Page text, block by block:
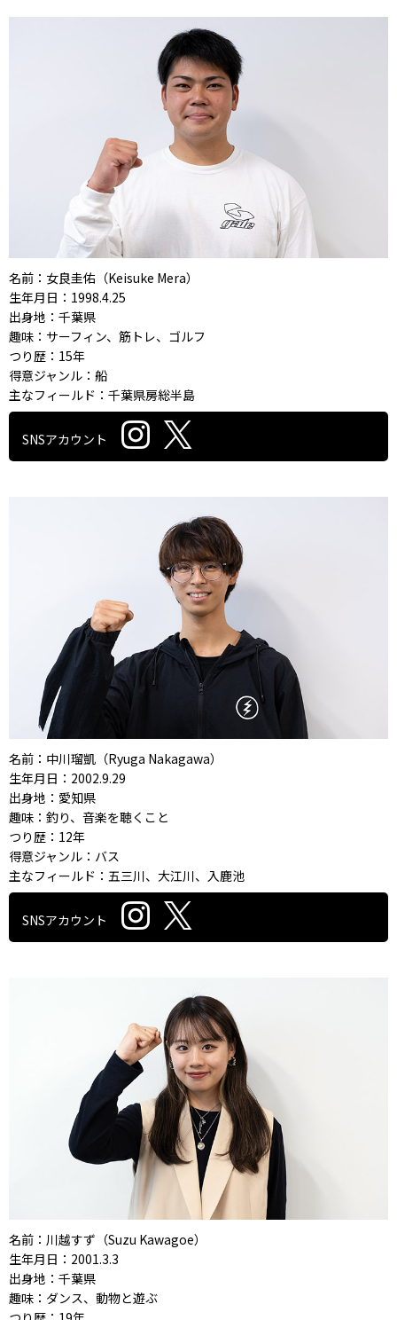
名前：女良圭佑（Keisuke Mera）
生年月日：1998.4.25
出身地：千葉県
趣味：サーフィン、筋トレ、ゴルフ
つり歴：15年
得意ジャンル：船
主なフィールド：千葉県房総半島
SNSアカウント
名前：中川瑠凱（Ryuga Nakagawa）
生年月日：2002.9.29
出身地：愛知県
趣味：釣り、音楽を聴くこと
つり歴：12年
得意ジャンル：バス
主なフィールド：五三川、大江川、入鹿池
SNSアカウント
名前：川越すず（Suzu Kawagoe）
生年月日：2001.3.3
出身地：千葉県
趣味：ダンス、動物と遊ぶ